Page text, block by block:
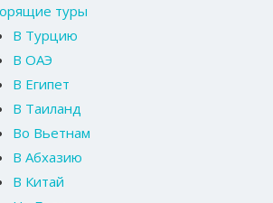
туры
В Турцию
В ОАЭ
В Египет
В Таиланд
Во Вьетнам
В Абхазию
В Китай